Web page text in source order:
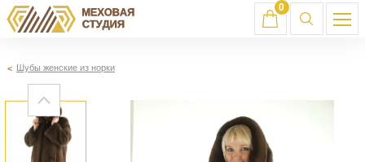
0
Шубы женские из норки